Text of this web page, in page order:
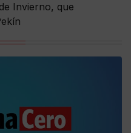
Invierno, que